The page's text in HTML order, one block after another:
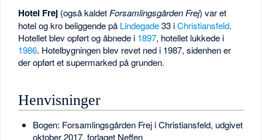
Hotel Frej (også kaldet Forsamlingsgården Frej) var et
hotel og kro beliggende på Lindegade33 iChristiansfeld.
Hotellet blev opført og åbnede i 1897, hotellet lukkede i
1986. Hotelbygningen blev revet ned i 1987, sidenhen er
der opført et supermarked på grunden.
Henvisninger
Bogen: Forsamlingsgården Frej i Christiansfeld, udgivet
oktober 2017, forlaget Neffen